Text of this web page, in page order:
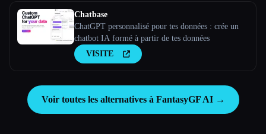
Chatbase
ChatGPT personnalisé pour tes données : crée un
chatbot IA formé à partir de tes données
VISITE
Voir toutes les alternatives à FantasyGF AI →